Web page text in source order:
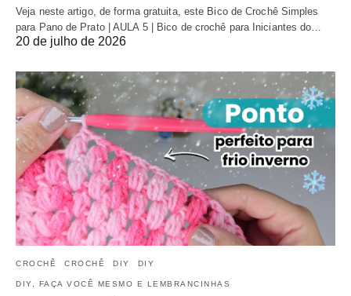
Veja neste artigo, de forma gratuita, este Bico de Crochê Simples
para Pano de Prato | AULA 5 | Bico de crochê para Iniciantes do…
20 de julho de 2026
CROCHÊ CROCHÊ DIY DIY
DIY, FAÇA VOCÊ MESMO E LEMBRANCINHAS